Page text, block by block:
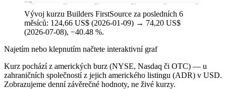
65,77 US$
9. 1. 13. 2. 20. 3. 29. 4. 8. 7.
Vývoj kurzu Builders FirstSource za posledních 6
měsíců: 124,66 US$ (2026-01-09) → 74,20 US$
(2026-07-08), −40.48 %.
Najetím nebo klepnutím načtete interaktivní graf
Kurz pochází z amerických burz (NYSE, Nasdaq či OTC) — u
zahraničních společností z jejich amerického listingu (ADR) v USD.
Zobrazujeme denní závěrečné hodnoty, ne živé kurzy.